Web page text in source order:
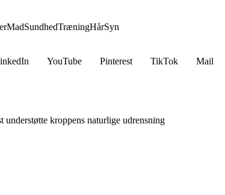
MadSundhedTræningHårSyn
YouTube Pinterest TikTok Mail
understøtte kroppens naturlige udrensning